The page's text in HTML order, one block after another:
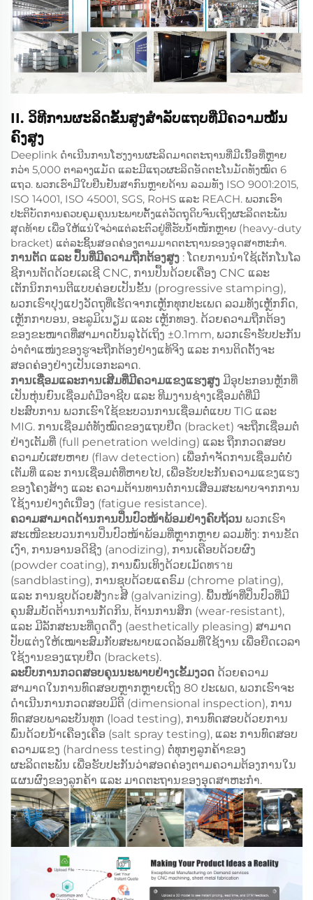
II. ວິທີການຜະລິດຂັ້ນສູງສຳລັບແຖບທີ່ມີຄວາມໝັ້ນ
ຄົງສູງ
Deeplink ດຳເນີນການໂຮງງານຜະລິດມາດຕະຖານທີ່ມີເນື້ອທີ່ຫຼາຍ
ກວ່າ 5,000 ຕາລາງແມັດ ແລະມີແຖວຜະລິດອັດຕະໂນມັດທັງໝົດ 6
ແຖວ. ພວກເຮົາມີໃບຢືນຢັນສາກົນຫຼາຍດ້ານ ລວມທັງ ISO 9001:2015,
ISO 14001, ISO 45001, SGS, RoHS ແລະ REACH. ພວກເຮົາ
ປະຕິບັດການຄວບຄຸມຄຸນນະພາບຕັ້ງແຕ່ວັດຖຸດິບຈົນເຖິງຜະລິດຕະພັນ
ສຸດທ້າຍ ເພື່ອໃຫ້ແນ່ໃຈວ່າແຕ່ລະຕົວຢູ່ທີ່ຮັບນ້ຳໜັກຫຼາຍ (heavy-duty
bracket) ແຕ່ລະຊິ້ນສອດຄ່ອງຕາມມາດຕະຖານຂອງອຸດສາຫະກຳ.
ການຕັດ ແລະ ປຶ້ນທີ່ມີຄວາມຖືກຕ້ອງສູງ : ໂດຍການນຳໃຊ້ເຕັກໂນໂລ
ຊີການຕັດດ້ວຍເລເຊີ CNC, ການປຶ້ນດ້ວຍເຄື່ອງ CNC ແລະ
ເຕັກນິກການຕີແບບຄ່ອຍເປັນຂັ້ນ (progressive stamping),
ພວກເຮົາປຸງແປງວັດຖຸທີ່ເຮັດຈາກເຫຼັກທຸກປະເພດ ລວມທັງເຫຼັກກົດ,
ເຫຼັກກາບອນ, ອະລູມິເນຽມ ແລະ ເຫຼັກທອງ. ດ້ວຍຄວາມຖືກຕ້ອງ
ຂອງຂະໜາດທີ່ສາມາດບັນລຸໄດ້ເຖິງ ±0.1mm, ພວກເຮົາຮັບປະກັນ
ວ່າຕຳແໜ່ງຂອງຮູຈະຖືກຕ້ອງຢ່າງແທ້ຈິງ ແລະ ການຕິດຕັ້ງຈະ
ສອດຄ່ອງຢ່າງເປັນເອກະລາດ.
ການເຊື່ອມແລະການເສີມທີ່ມີຄວາມແຂງແຮງສູງ ມີອຸປະກອນຫຼັກທີ່
ເປັນຫຸ່ນຍົນເຊື່ອມຕໍ່ມືອາຊີບ ແລະ ທີມງານຊ່າງເຊື່ອມຕໍ່ທີ່ມີ
ປະສົບການ ພວກເຮົາໃຊ້ຂະບວນການເຊື່ອມຕໍ່ແບບ TIG ແລະ
MIG. ການເຊື່ອມຕໍ່ທັງໝົດຂອງແຖບຢືດ (bracket) ຈະຖືກເຊື່ອມຕໍ່
ຢ່າງເຕັມທີ່ (full penetration welding) ແລະ ຖືກກວດສອບ
ຄວາມບໍ່ເສຍຫາຍ (flaw detection) ເພື່ອກຳຈັດການເຊື່ອມຕໍ່ບໍ່
ເຕັມທີ່ ແລະ ການເຊື່ອມຕໍ່ທີ່ຫາຍໄປ, ເພື່ອຮັບປະກັນຄວາມແຂງແຮງ
ຂອງໂຄງສ້າງ ແລະ ຄວາມຕ້ານທານຕໍ່ການເສື່ອມສະພາບຈາກການ
ໃຊ້ງານຢ່າງຕໍ່ເນື່ອງ (fatigue resistance).
ຄວາມສາມາດດ້ານການປິ່ນປົວໜ້າພ້ອມຢ່າງຄົບຖ້ວນ ພວກເຮົາ
ສະເໜີຂະບວນການປິ່ນປົວໜ້າພ້ອມທີ່ຫຼາກຫຼາຍ ລວມທັງ: ການຂັດ
ເງົາ, ການອານອດິຊີງ (anodizing), ການເຄືອບດ້ວຍຜົງ
(powder coating), ການພົ່ນເທິງດ້ວຍເມັດທราย
(sandblasting), ການຊຸບດ້ວຍແຄຣົມ (chrome plating),
ແລະ ການຊຸບດ້ວຍສັງกะສີ (galvanizing). ພື້ນໜ້າທີ່ປິ່ນປົວທີ່ມີ
ຄຸນສົມບັດຕ້ານການກັດກິນ, ຕ້ານການສຶກ (wear-resistant),
ແລະ ມີລັກສະນະທີ່ດູດດຶ່ງ (aesthetically pleasing) ສາມາດ
ປັບແຕ່ງໃຫ້ເໝາະສົມກັບສະພາບແວດລ້ອມທີ່ໃຊ້ງານ ເພື່ອຍືດເວລາ
ໃຊ້ງານຂອງແຖບຢືດ (brackets).
ລະບົບການກວດສອບຄຸນນະພາບຢ່າງເຂັ້ມງວດ ດ້ວຍຄວາມ
ສາມາດໃນການທົດສອບຫຼາກຫຼາຍເຖິງ 80 ປະເພດ, ພວກເຮົາຈະ
ດຳເນີນການກວດສອບມິຕິ (dimensional inspection), ການ
ທົດສອບພາລະບັນທຸກ (load testing), ການທົດສອບດ້ວຍການ
ພົ່ນດ້ວຍນ້ຳເຄືອງເຄືອ (salt spray testing), ແລະ ການທົດສອບ
ຄວາມແຂງ (hardness testing) ຕໍ່ທຸກໆລູກຄ້າຂອງ
ຜະລິດຕະພັນ ເພື່ອຮັບປະກັນວ່າສອດຄ່ອງຕາມຄວາມຕ້ອງການໃນ
ແຜນຜົງຂອງລູກຄ້າ ແລະ ມາດຕະຖານຂອງອຸດສາຫະກຳ.